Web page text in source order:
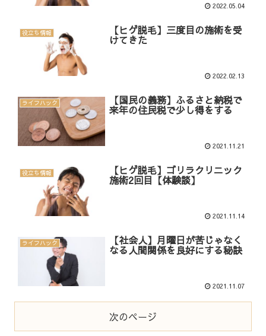
2022.05.04
役立ち情報 【ヒゲ脱毛】三度目の施術を受
けてきた
2022.02.13
ライフハック 【国民の義務】ふるさと納税で
来年の住民税で少し得をする
2021.11.21
役立ち情報 【ヒゲ脱毛】ゴリラクリニック
施術2回目【体験談】
2021.11.14
ライフハック 【社会人】月曜日が苦じゃなく
なる人間関係を良好にする秘訣
2021.11.07
次のページ